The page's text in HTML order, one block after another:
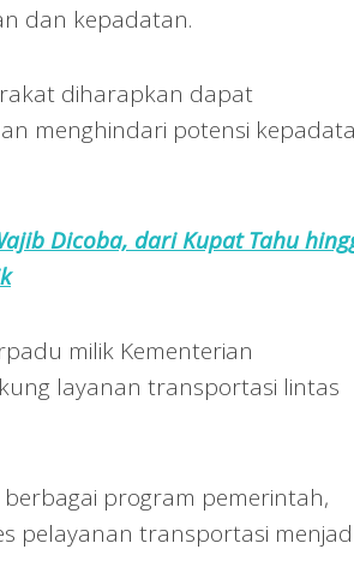
dan kepadatan.
diharapkan dapat
menghindari potensi
Dicoba, dari Kupat Tahu
milik Kementerian
layanan transportasi lintas
program pemerintah,
pelayanan transportasi